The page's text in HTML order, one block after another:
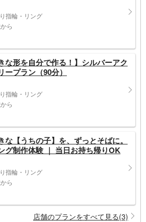
指輪・リング
ら
な形を自分で作る！】シルバーアク
ープラン（90分）
指輪・リング
ら
な【うちの子】を、ずっとそばに。
グ制作体験 ｜ 当日お持ち帰りOK
指輪・リング
ら
店舗のプランをすべて見る(3)